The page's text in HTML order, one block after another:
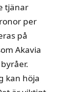
tjänar
per
på
Akavia
kan höja